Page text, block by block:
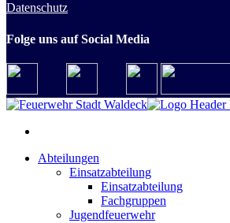
Datenschutz
Folge uns auf Social Media
Abteilungen
Einsatzabteilung
Einsatzabteilung
Fachgruppen
Jugendfeuerwehr